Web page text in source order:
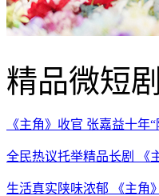
精品微短
《主角》收官 张嘉益十年
全民热议托举精品长剧 《
生活真实陕味浓郁 《主角